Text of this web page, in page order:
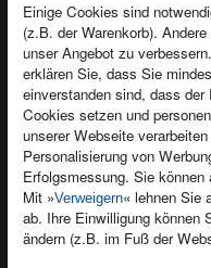
Einige Cookies sind
(z.B. der Warenkorb).
unser Angebot zu
erklären Sie, dass Sie
einverstanden sind, dass
Cookies setzen und
unserer Webseite
Personalisierung von
Erfolgsmessung. Sie können
Mit »Verweigern« lehnen Sie
ab. Ihre Einwilligung können
ändern (z.B. im Fuß der
Kontakt
Newsletter
Für Unternehmen
Presseservice
Dozentenservice